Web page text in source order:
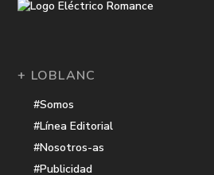
+ LOBLANC
#Somos
#Línea Editorial
#Nosotros-as
#Publicidad